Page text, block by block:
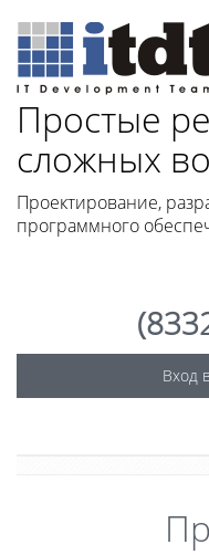
Простые
сложных
Проектирование,
программного
Вход